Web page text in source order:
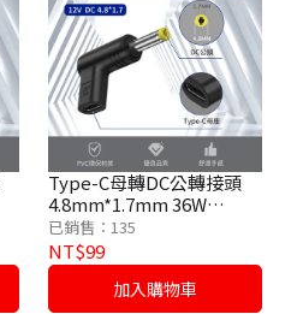
Type-C母轉DC公轉接頭
4.8mm*1.7mm 36W
/12V/3A
已銷售：135
NT$99
加入購物車